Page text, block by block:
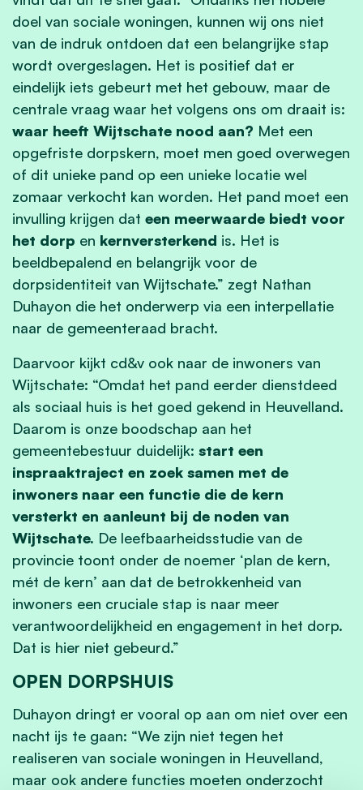
doel van sociale woningen, kunnen wij ons niet
van de indruk ontdoen dat een belangrijke stap
wordt overgeslagen. Het is positief dat er
eindelijk iets gebeurt met het gebouw, maar de
centrale vraag waar het volgens ons om draait is:
waar heeft Wijtschate nood aan? Met een
opgefriste dorpskern, moet men goed overwegen
of dit unieke pand op een unieke locatie wel
zomaar verkocht kan worden. Het pand moet een
invulling krijgen dat een meerwaarde biedt voor
het dorp en kernversterkend is. Het is
beeldbepalend en belangrijk voor de
dorpsidentiteit van Wijtschate.” zegt Nathan
Duhayon die het onderwerp via een interpellatie
naar de gemeenteraad bracht.
Daarvoor kijkt cd&v ook naar de inwoners van
Wijtschate: “Omdat het pand eerder dienstdeed
als sociaal huis is het goed gekend in Heuvelland.
Daarom is onze boodschap aan het
gemeentebestuur duidelijk: start een
inspraaktraject en zoek samen met de
inwoners naar een functie die de kern
versterkt en aanleunt bij de noden van
Wijtschate. De leefbaarheidsstudie van de
provincie toont onder de noemer ‘plan de kern,
mét de kern’ aan dat de betrokkenheid van
inwoners een cruciale stap is naar meer
verantwoordelijkheid en engagement in het dorp.
Dat is hier niet gebeurd.”
OPEN DORPSHUIS
Duhayon dringt er vooral op aan om niet over een
nacht ijs te gaan: “We zijn niet tegen het
realiseren van sociale woningen in Heuvelland,
maar ook andere functies moeten onderzocht